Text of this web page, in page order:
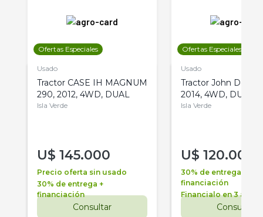
Ofertas Especiales
Usado
Tractor CASE IH MAGNUM
290, 2012, 4WD, DUAL
Isla Verde
U$ 145.000
Precio oferta sin usado
30% de entrega +
financiación
Consultar
Ofertas Especiales
Usado
Tractor John Deere
2014, 4WD, DUAL
Isla Verde
U$ 120.000
30% de entrega +
financiación
Financialo en 3 años
Consultar